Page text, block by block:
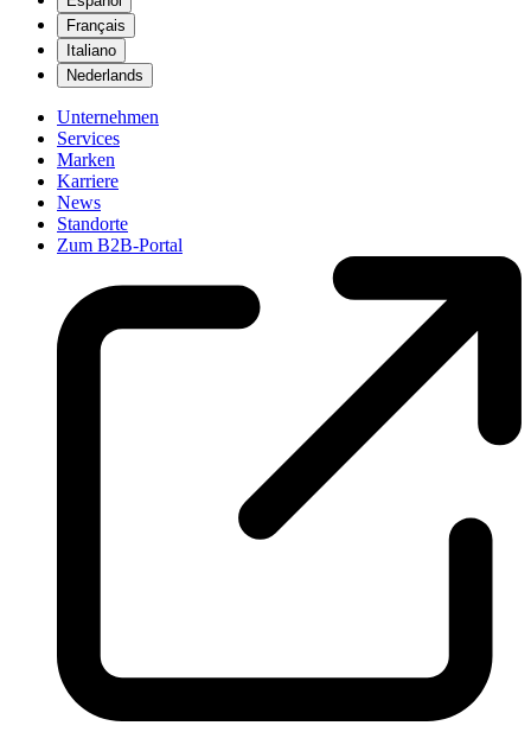
Français
Italiano
Nederlands
Unternehmen
Services
Marken
Karriere
News
Standorte
Zum B2B-Portal